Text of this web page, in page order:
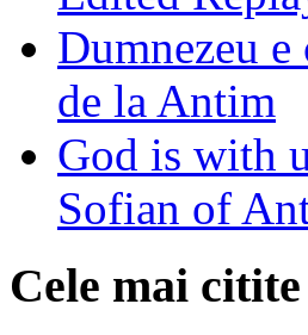
Dumnezeu
de la Antim
God is with
Sofian of
Cele mai citite